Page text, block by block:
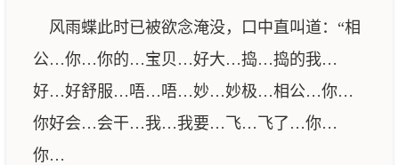
风雨蝶此时已被欲念淹没，口中直叫道：“相
公…你…你的…宝贝…好大…捣…捣的我…
好…好舒服…唔…唔…妙…妙极…相公…你…
你好会…会干…我…我要…飞…飞了…你…
你…